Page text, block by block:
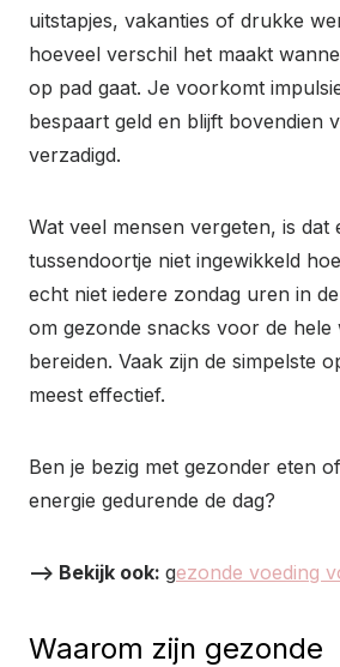
uitstapjes, vakanties of drukke
hoeveel verschil het maakt
op pad gaat. Je voorkomt
bespaart geld en blijft bovendien
verzadigd.
Wat veel mensen vergeten, is dat
tussendoortje niet ingewikkeld
echt niet iedere zondag uren in
om gezonde snacks voor de hele
bereiden. Vaak zijn de simpelste
meest effectief.
Ben je bezig met gezonder eten
energie gedurende de dag?
–> Bekijk ook: gezonde voeding
Waarom zijn gezonde